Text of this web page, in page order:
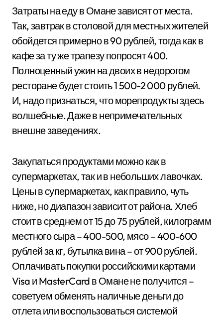
Затраты на еду в Омане зависят от места.
Так, завтрак в столовой для местных жителей
обойдется примерно в 90 рублей, тогда как в
кафе за ту же трапезу попросят 400.
Полноценный ужин на двоих в недорогом
ресторане будет стоить 1 500-2 000 рублей.
И, надо признаться, что морепродукты здесь
волшебные. Даже в непримечательных
внешне заведениях.
Закупаться продуктами можно как в
супермаркетах, так и в небольших лавочках.
Цены в супермаркетах, как правило, чуть
ниже, но диапазон зависит от района. Хлеб
стоит в среднем от 15 до 75 рублей, килограмм
местного сыра – 400-500, мясо – 400-600
рублей за кг, бутылка вина – от 900 рублей.
Оплачивать покупки российскими картами
Visa и MasterCard в Омане не получится –
советуем обменять наличные деньги до
отлета или воспользоваться системой